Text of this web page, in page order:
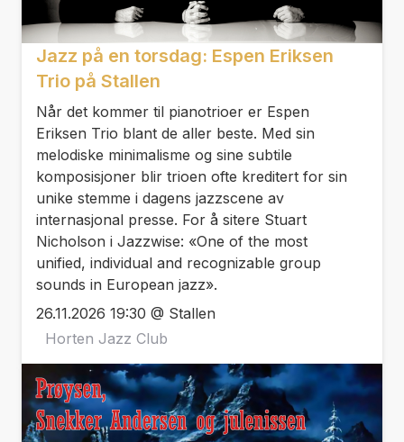
Jazz på en torsdag: Espen Eriksen
Trio på Stallen
Når det kommer til pianotrioer er Espen
Eriksen Trio blant de aller beste. Med sin
melodiske minimalisme og sine subtile
komposisjoner blir trioen ofte kreditert for sin
unike stemme i dagens jazzscene av
internasjonal presse. For å sitere Stuart
Nicholson i Jazzwise: «One of the most
unified, individual and recognizable group
sounds in European jazz».
26.11.2026 19:30 @ Stallen
Horten Jazz Club